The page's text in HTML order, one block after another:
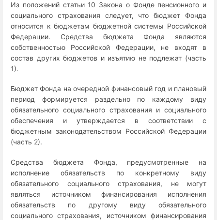
Из положений статьи 10 Закона о Фонде пенсионного и
социального страхования следует, что бюджет Фонда
относится к бюджетам бюджетной системы Российской
Федерации. Средства бюджета Фонда являются
собственностью Российской Федерации, не входят в
состав других бюджетов и изъятию не подлежат (часть
1).
Бюджет Фонда на очередной финансовый год и плановый
период формируется раздельно по каждому виду
обязательного социального страхования и социального
обеспечения и утверждается в соответствии с
бюджетным законодательством Российской Федерации
(часть 2).
Средства бюджета Фонда, предусмотренные на
исполнение обязательств по конкретному виду
обязательного социального страхования, не могут
являться источником финансирования исполнения
обязательств по другому виду обязательного
социального страхования, источником финансирования